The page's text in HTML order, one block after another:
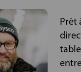
Prêt